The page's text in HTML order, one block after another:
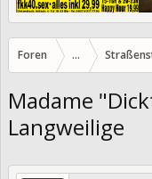
Foren ...
Madame
Langweilige